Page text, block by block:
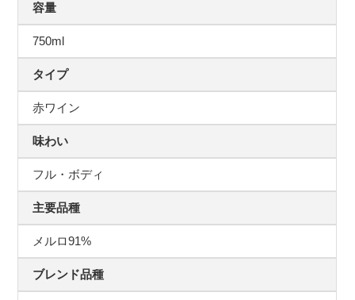
容量
750ml
タイプ
赤ワイン
味わい
フル・ボディ
主要品種
メルロ91%
ブレンド品種